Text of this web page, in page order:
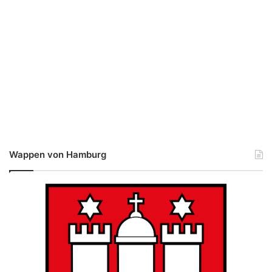
Wappen von Hamburg